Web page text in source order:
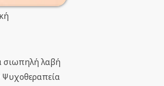
σιωπηλή λαβή
Ψυχοθεραπεία